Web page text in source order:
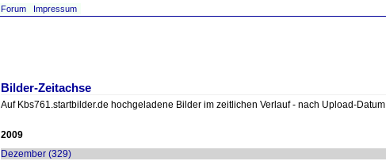
Forum Impressum
Bilder-Zeitachse
Auf Kbs761.startbilder.de hochgeladene Bilder im zeitlichen Verlauf - nach Upload-Datum
2009
Dezember (329)